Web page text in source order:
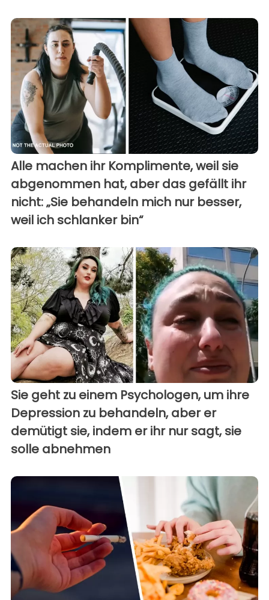
Alle machen ihr Komplimente, weil sie
abgenommen hat, aber das gefällt ihr
nicht: „Sie behandeln mich nur besser,
weil ich schlanker bin“
Sie geht zu einem Psychologen, um ihre
Depression zu behandeln, aber er
demütigt sie, indem er ihr nur sagt, sie
solle abnehmen